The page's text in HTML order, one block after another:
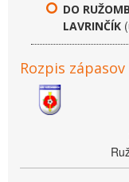
DO
LAVRINČÍK
Rozpis zápasov